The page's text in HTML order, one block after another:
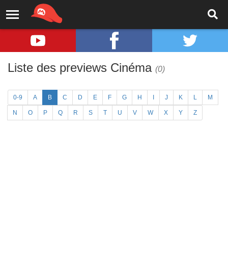
Liste des previews Cinéma (0)
0-9 A B C D E F G H J K L M
N O P Q R S T U V W X Y Z